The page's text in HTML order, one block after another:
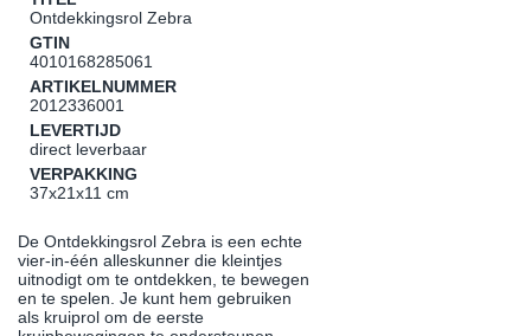
Ontdekkingsrol Zebra
GTIN
4010168285061
ARTIKELNUMMER
2012336001
LEVERTIJD
direct leverbaar
VERPAKKING
37x21x11 cm
De Ontdekkingsrol Zebra is een echte
vier-in-één alleskunner die kleintjes
uitnodigt om te ontdekken, te bewegen
en te spelen. Je kunt hem gebruiken
als kruiprol om de eerste